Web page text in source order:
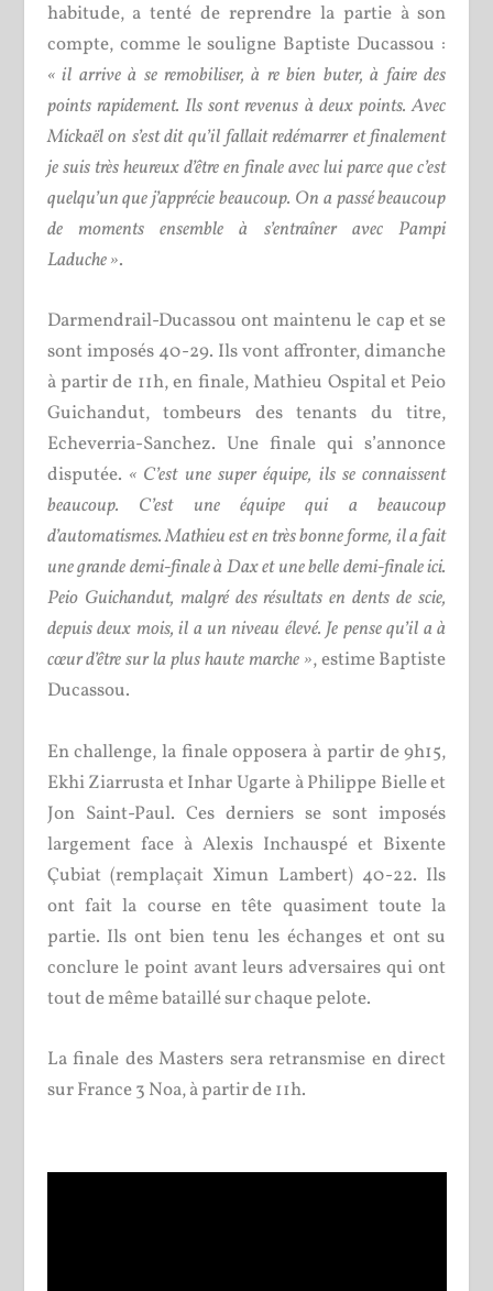
habitude, a tenté de reprendre la partie à son
compte, comme le souligne Baptiste Ducassou :
« il arrive à se remobiliser, à re bien buter, à faire des
points rapidement. Ils sont revenus à deux points. Avec
Mickaël on s’est dit qu’il fallait redémarrer et finalement
je suis très heureux d’être en finale avec lui parce que c’est
quelqu’un que j’apprécie beaucoup. On a passé beaucoup
de moments ensemble à s’entraîner avec Pampi
Laduche ».
Darmendrail-Ducassou ont maintenu le cap et se
sont imposés 40-29. Ils vont affronter, dimanche
à partir de 11h, en finale, Mathieu Ospital et Peio
Guichandut, tombeurs des tenants du titre,
Echeverria-Sanchez. Une finale qui s’annonce
disputée. « C’est une super équipe, ils se connaissent
beaucoup. C’est une équipe qui a beaucoup
d’automatismes. Mathieu est en très bonne forme, il a fait
une grande demi-finale à Dax et une belle demi-finale ici.
Peio Guichandut, malgré des résultats en dents de scie,
depuis deux mois, il a un niveau élevé. Je pense qu’il a à
cœur d’être sur la plus haute marche », estime Baptiste
Ducassou.
En challenge, la finale opposera à partir de 9h15,
Ekhi Ziarrusta et Inhar Ugarte à Philippe Bielle et
Jon Saint-Paul. Ces derniers se sont imposés
largement face à Alexis Inchauspé et Bixente
Çubiat (remplaçait Ximun Lambert) 40-22. Ils
ont fait la course en tête quasiment toute la
partie. Ils ont bien tenu les échanges et ont su
conclure le point avant leurs adversaires qui ont
tout de même bataillé sur chaque pelote.
La finale des Masters sera retransmise en direct
sur France 3 Noa, à partir de 11h.